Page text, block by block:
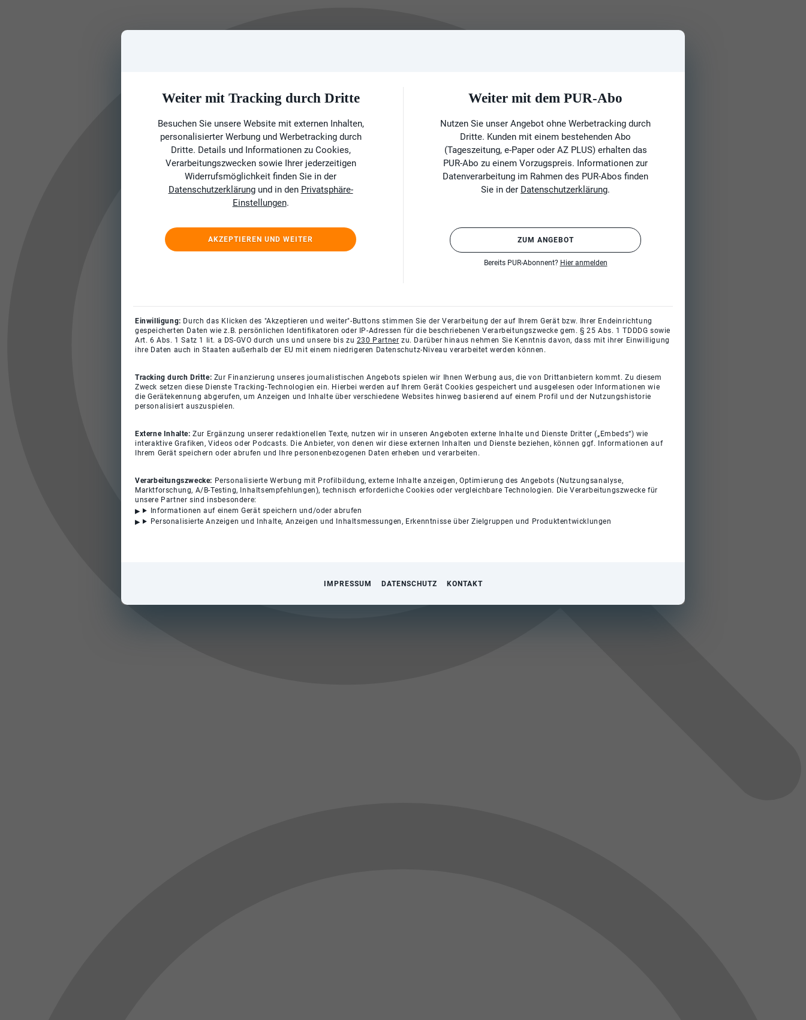
Weiter mit Tracking durch Dritte
Besuchen Sie unsere Website mit externen Inhalten,
personalisierter Werbung und Werbetracking durch
Dritte. Details und Informationen zu Cookies,
Verarbeitungszwecken sowie Ihrer jederzeitigen
Widerrufsmöglichkeit finden Sie in der
Datenschutzerklärungund in den Privatsphäre-
Einstellungen.
AKZEPTIEREN UND WEITER
Weiter mit dem PUR-Abo
Nutzen Sie unser Angebot ohne Werbetracking durch
Dritte. Kunden mit einem bestehenden Abo
(Tageszeitung, e-Paper oder AZ PLUS) erhalten das
PUR-Abo zu einem Vorzugspreis. Informationen zur
Datenverarbeitung im Rahmen des PUR-Abos finden
Sie in der Datenschutzerklärung.
ZUM ANGEBOT
Bereits PUR-Abonnent? Hier anmelden
Einwilligung: Durch das Klicken des "Akzeptieren und weiter"-Buttons stimmen Sie der Verarbeitung der auf Ihrem Gerät bzw. Ihrer Endeinrichtung
gespeicherten Daten wie z.B. persönlichen Identifikatoren oder IP-Adressen für die beschriebenen Verarbeitungszwecke gem. § 25 Abs. 1 TDDDG sowie
Art. 6 Abs. 1 Satz 1 lit. a DS-GVO durch uns und unsere bis zu 230 Partner zu. Darüber hinaus nehmen Sie Kenntnis davon, dass mit ihrer Einwilligung
ihre Daten auch in Staaten außerhalb der EU mit einem niedrigeren Datenschutz-Niveau verarbeitet werden können.
Tracking durch Dritte: Zur Finanzierung unseres journalistischen Angebots spielen wir Ihnen Werbung aus, die von Drittanbietern kommt. Zu diesem
Zweck setzen diese Dienste Tracking-Technologien ein. Hierbei werden auf Ihrem Gerät Cookies gespeichert und ausgelesen oder Informationen wie
die Gerätekennung abgerufen, um Anzeigen und Inhalte über verschiedene Websites hinweg basierend auf einem Profil und der Nutzungshistorie
personalisiert auszuspielen.
Externe Inhalte:Zur Ergänzung unserer redaktionellen Texte, nutzen wir in unseren Angeboten externe Inhalte und Dienste Dritter („Embeds“) wie
interaktive Grafiken, Videos oder Podcasts. Die Anbieter, von denen wir diese externen Inhalten und Dienste beziehen, können ggf. Informationen auf
Ihrem Gerät speichern oder abrufen und Ihre personenbezogenen Daten erheben und verarbeiten.
Verarbeitungszwecke: Personalisierte Werbung mit Profilbildung, externe Inhalte anzeigen, Optimierung des Angebots (Nutzungsanalyse,
Marktforschung, A/B-Testing, Inhaltsempfehlungen), technisch erforderliche Cookies oder vergleichbare Technologien. Die Verarbeitungszwecke für
unsere Partner sind insbesondere:
Informationen auf einem Gerät speichern und/oder abrufen
Personalisierte Anzeigen und Inhalte, Anzeigen und Inhaltsmessungen, Erkenntnisse über Zielgruppen und Produktentwicklungen
IMPRESSUM DATENSCHUTZ KONTAKT